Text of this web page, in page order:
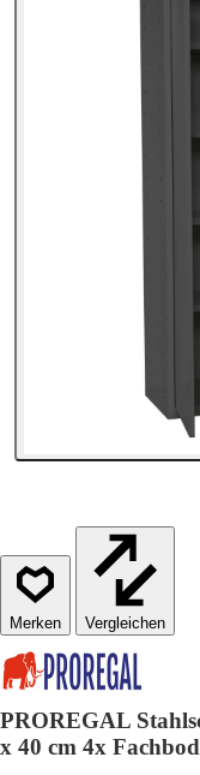
Vergleichen
PROREGAL
x 40 cm 4x